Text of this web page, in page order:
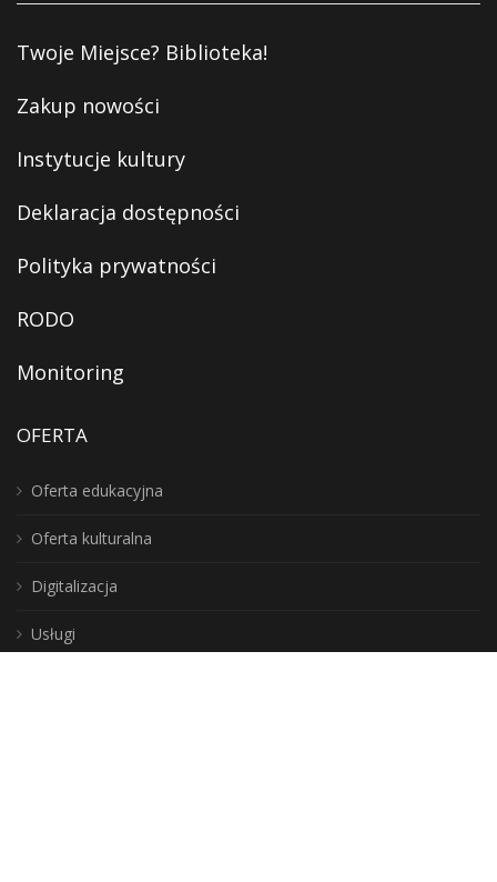
Twoje Miejsce? Biblioteka!
Zakup nowości
Instytucje kultury
Deklaracja dostępności
Polityka prywatności
RODO
Monitoring
OFERTA
Oferta edukacyjna
Oferta kulturalna
Digitalizacja
Usługi